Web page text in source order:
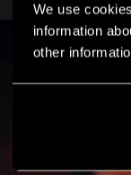
We use
information
other